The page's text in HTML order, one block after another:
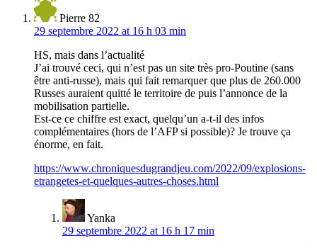
Pierre 82
29 septembre 2022 at 16 h 03 min
HS, mais dans l’actualité
J’ai trouvé ceci, qui n’est pas un site très pro-Poutine (sans
être anti-russe), mais qui fait remarquer que plus de 260.000
Russes auraient quitté le territoire de puis l’annonce de la
mobilisation partielle.
Est-ce ce chiffre est exact, quelqu’un a-t-il des infos
complémentaires (hors de l’AFP si possible)? Je trouve ça
énorme, en fait.
https://www.chroniquesdugrandjeu.com/2022/09/explosions-
etrangetes-et-quelques-autres-choses.html
Yanka
29 septembre 2022 at 16 h 17 min